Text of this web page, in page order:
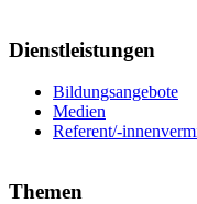
Dienstleistungen
Bildungsangebote
Medien
Referent/-
Themen